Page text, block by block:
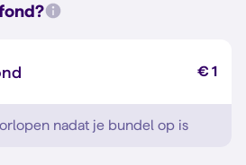
€ 1
nadat je bundel op is